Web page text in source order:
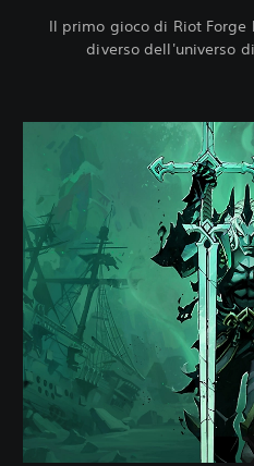
Il primo gioco di Riot
diverso dell'universo